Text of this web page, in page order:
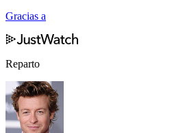
Gracias a
Reparto